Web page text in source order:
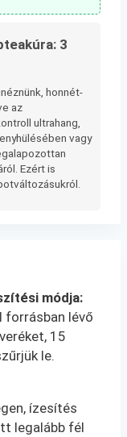
3
honnét-
az
ultrahang,
vagy
Ezért is
módja:
lévő
15
le.
ízesítés
legalább fél